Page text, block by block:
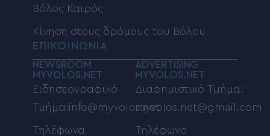
Βόλος Καιρός
Κίνηση στους δρόμους του Βόλου
ΕΠΙΚΟΙΝΩΝΙΑ
NEWSROOM
MYVOLOS.NET
Ειδησεογραφικό
Τμήμα:info@myvolos.net
Τηλέφωνα
ADVERTISING
MYVOLOS.NET
Διαφημιστικό Τμήμα:
myvolos.net@gmail.com
Τηλέφωνο